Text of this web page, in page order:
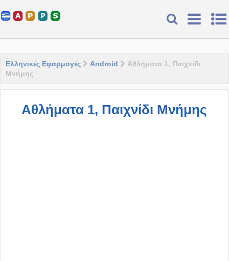
Ελληνικές Εφαρμογές Android
Αθλήματα 1, Παιχνίδι
Μνήμης
Αθλήματα 1, Παιχνίδι Μνήμης